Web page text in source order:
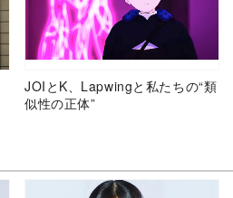
JOIとK、Lapwingと私たちの“類
似性の正体”